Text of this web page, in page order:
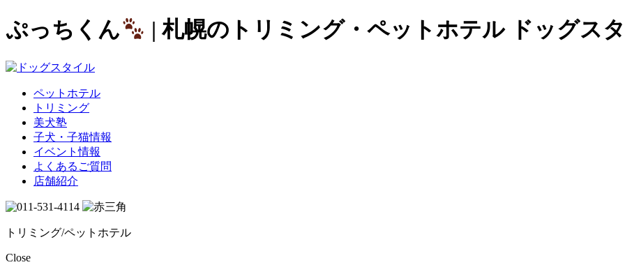
ぷっちくん | 札幌のトリミング・ペットホテル ドッグス
ペットホテル
トリミング
美犬塾
子犬・子猫情報
イベント情報
よくあるご質問
店舗紹介
トリミング/ペットホテル
Close